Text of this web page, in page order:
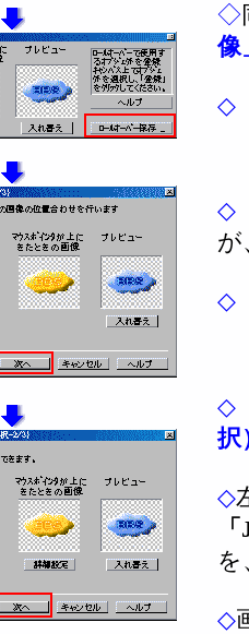
◇
像
◇
◇
が
◇
◇
択
◇
を
◇